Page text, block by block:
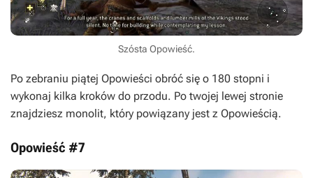
Szósta Opowieść.
Po zebraniu piątej Opowieści obróć się o 180 stopni i
wykonaj kilka kroków do przodu. Po twojej lewej stronie
znajdziesz monolit, który powiązany jest z Opowieścią.
Opowieść #7